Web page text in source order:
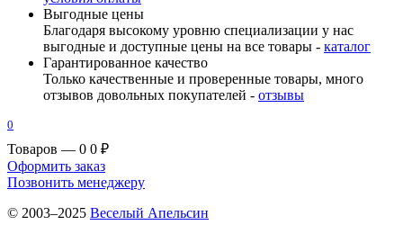
Выгодные цены
Благодаря высокому уровню специализации у нас
выгодные и доступные цены на все товары - каталог
Гарантированное качество
Только качественные и проверенные товары, много
отзывов довольных покупателей - отзывы
0
Товаров — 0 0 ₽
Оформить заказ
Позвонить менеджеру
© 2003–2025 Веселый Апельсин